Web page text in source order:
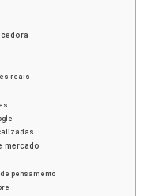
reais
mercado
pensamento